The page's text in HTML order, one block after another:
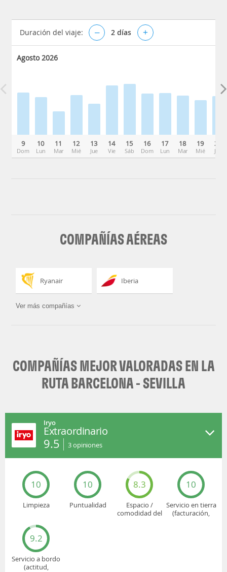
Duración del viaje: – 2 días +
Agosto 2026
9
Dom
10
Lun
11
Mar
12
Mié
13
Jue
14
Vie
15
Sáb
16
Dom
17
Lun
18
Mar
19
Mié
20
Jue
COMPAÑÍAS AÉREAS
Ryanair Iberia
Air Europa
Ver más compañías
COMPAÑÍAS MEJOR VALORADAS EN LA
RUTA BARCELONA - SEVILLA
Iryo
Extraordinario
9.5 3opiniones
10
Limpieza
10
Puntualidad
8.3
Espacio /
comodidad del
10
Servicio en tierra
(facturación,
9.2
Servicio a bordo
(actitud,